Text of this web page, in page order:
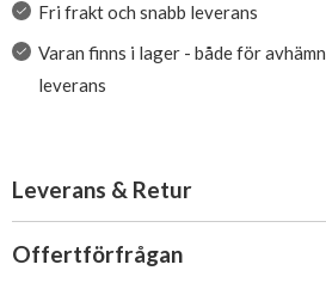
Fri frakt och snabb leverans
Varan finns i lager - både för
leverans
Leverans & Retur
Offertförfrågan